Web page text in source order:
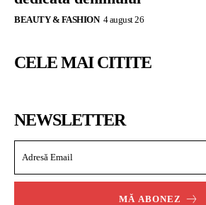
BEAUTY & FASHION 4 august 26
CELE MAI CITITE
NEWSLETTER
MĂ ABONEZ